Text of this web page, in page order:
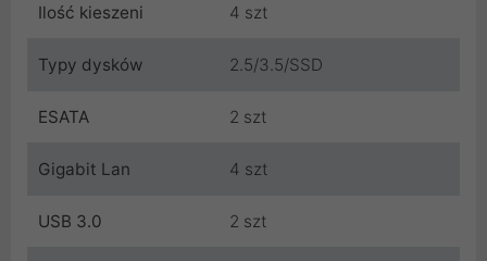
Ilość kieszeni 4 szt
Typy dysków 2.5/3.5/SSD
ESATA 2 szt
Gigabit Lan 4 szt
USB 3.0 2 szt